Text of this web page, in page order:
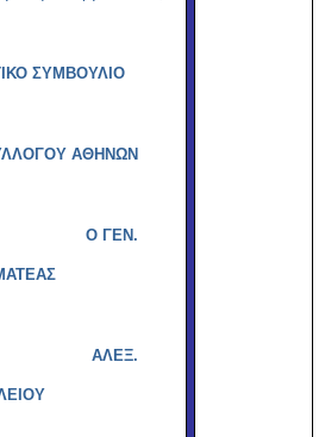
ΣΥΜΒΟΥΛΙΟ
ΑΘΗΝΩΝ
Ο ΓΕΝ.
ΑΛΕΞ.